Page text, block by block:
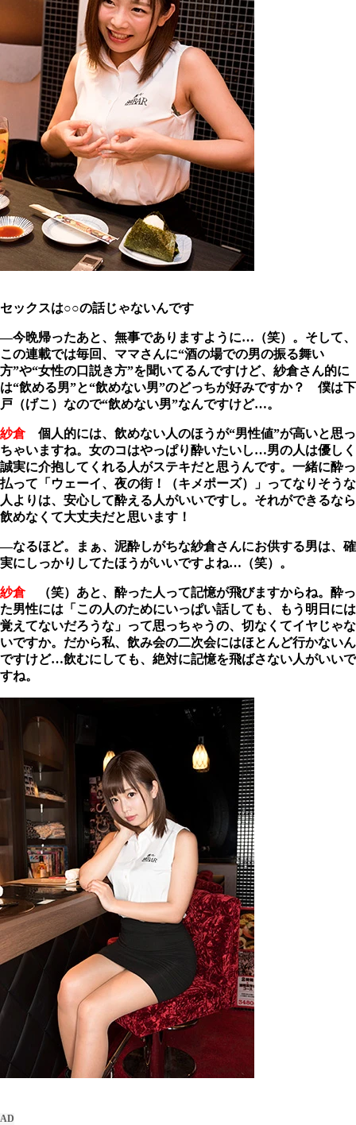
セックスは○○の話じゃないんです
―今晩帰ったあと、無事でありますように…（笑）。そして、
この連載では毎回、ママさんに“酒の場での男の振る舞い
方”や“女性の口説き方”を聞いてるんですけど、紗倉さん的に
は“飲める男”と“飲めない男”のどっちが好みですか？ 僕は下
戸（げこ）なので“飲めない男”なんですけど…。
紗倉個人的には、飲めない人のほうが“男性値”が高いと思っ
ちゃいますね。女のコはやっぱり酔いたいし…男の人は優しく
誠実に介抱してくれる人がステキだと思うんです。一緒に酔っ
払って「ウェーイ、夜の街！（キメポーズ）」ってなりそうな
人よりは、安心して酔える人がいいですし。それができるなら
飲めなくて大丈夫だと思います！
―なるほど。まぁ、泥酔しがちな紗倉さんにお供する男は、確
実にしっかりしてたほうがいいですよね…（笑）。
紗倉（笑）あと、酔った人って記憶が飛びますからね。酔っ
た男性には「この人のためにいっぱい話しても、もう明日には
覚えてないだろうな」って思っちゃうの、切なくてイヤじゃな
いですか。だから私、飲み会の二次会にはほとんど行かないん
ですけど…飲むにしても、絶対に記憶を飛ばさない人がいいで
すね。